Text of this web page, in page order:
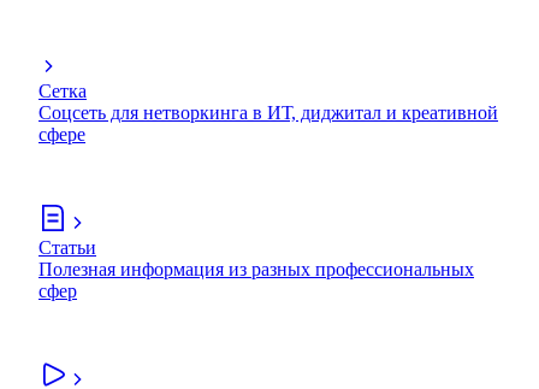
Сетка
Соцсеть для нетворкинга в ИТ, диджитал и креативной
сфере
Статьи
Полезная информация из разных профессиональных
сфер